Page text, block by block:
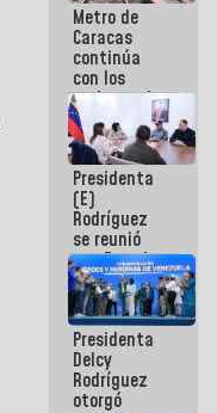
Metro de
Caracas
continúa
con los
trabajos de
mantenimiento
e inspección
en la Línea 2
Presidenta
(E)
Rodríguez
se reunió
con Estado
Mayor
Eléctrico
para
abordar
planes de
acción
Presidenta
Delcy
Rodríguez
otorgó